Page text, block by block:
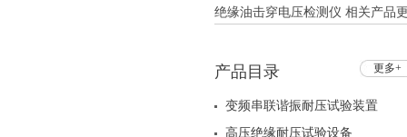
绝缘油击穿电压检测仪 相关产品
更多+
产品目录
变频串联谐振耐压试验装置
高压绝缘耐压试验设备